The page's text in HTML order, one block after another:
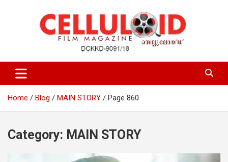
celluloid
Home Blog MAIN STORY Page 860
Category: MAIN STORY